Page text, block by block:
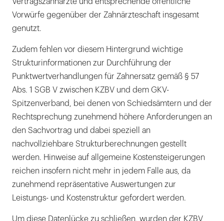
Vorwürfe gegenüber der Zahnärzteschaft insgesamt
genutzt.
Zudem fehlen vor diesem Hintergrund wichtige
Strukturinformationen zur Durchführung der
Punktwertverhandlungen für Zahnersatz gemäß § 57
Abs. 1 SGB V zwischen KZBV und dem GKV-
Spitzenverband, bei denen von Schiedsämtern und der
Rechtsprechung zunehmend höhere Anforderungen an
den Sachvortrag und dabei speziell an
nachvollziehbare Strukturberechnungen gestellt
werden. Hinweise auf allgemeine Kostensteigerungen
reichen insofern nicht mehr in jedem Falle aus, da
zunehmend repräsentative Auswertungen zur
Leistungs- und Kostenstruktur gefordert werden.
Um diese Datenlücke zu schließen, wurden der KZBV